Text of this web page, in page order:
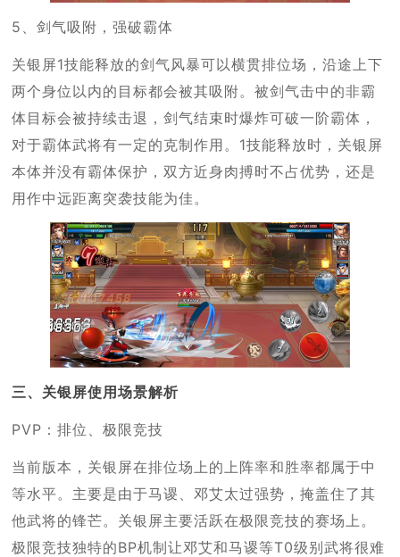
5、剑气吸附，强破霸体
关银屏1技能释放的剑气风暴可以横贯排位场，沿途上下
两个身位以内的目标都会被其吸附。被剑气击中的非霸
体目标会被持续击退，剑气结束时爆炸可破一阶霸体，
对于霸体武将有一定的克制作用。1技能释放时，关银屏
本体并没有霸体保护，双方近身肉搏时不占优势，还是
用作中远距离突袭技能为佳。
三、关银屏使用场景解析
PVP：排位、极限竞技
当前版本，关银屏在排位场上的上阵率和胜率都属于中
等水平。主要是由于马谡、邓艾太过强势，掩盖住了其
他武将的锋芒。关银屏主要活跃在极限竞技的赛场上。
极限竞技独特的BP机制让邓艾和马谡等T0级别武将很难